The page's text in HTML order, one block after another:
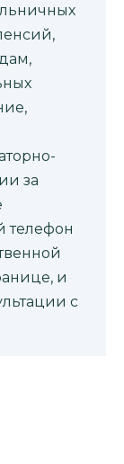
за
телефон
и
с